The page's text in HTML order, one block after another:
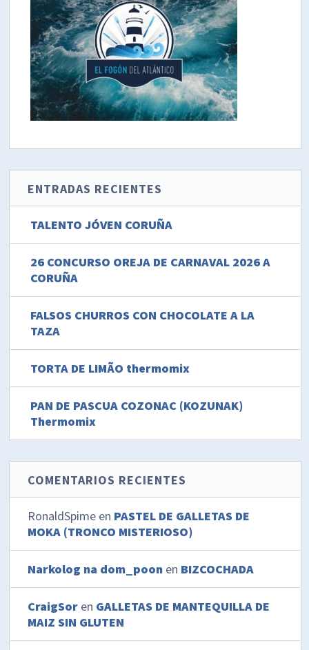
ENTRADAS RECIENTES
TALENTO JÓVEN CORUÑA
26 CONCURSO OREJA DE CARNAVAL 2026 A
CORUÑA
FALSOS CHURROS CON CHOCOLATE A LA
TAZA
TORTA DE LIMÃO thermomix
PAN DE PASCUA COZONAC (KOZUNAK)
Thermomix
COMENTARIOS RECIENTES
RonaldSpime en PASTEL DE GALLETAS DE
MOKA (TRONCO MISTERIOSO)
Narkolog na dom_poon en BIZCOCHADA
CraigSor en GALLETAS DE MANTEQUILLA DE
MAIZ SIN GLUTEN